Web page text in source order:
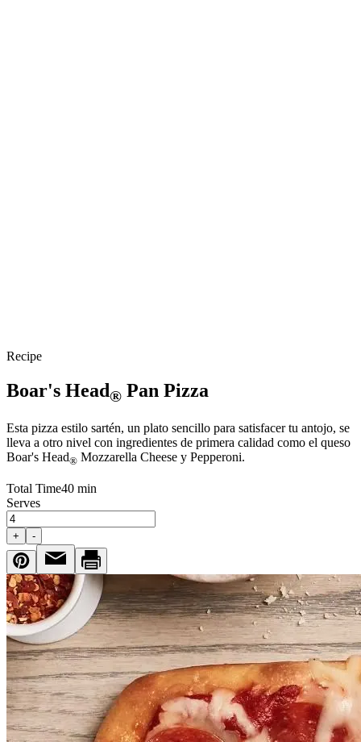
Recipe
Boar's Head® Pan Pizza
Esta pizza estilo sartén, un plato sencillo para satisfacer tu antojo, se
lleva a otro nivel con ingredientes de primera calidad como el queso
Boar's Head® Mozzarella Cheese y Pepperoni.
Total Time40 min
Serves
+ -